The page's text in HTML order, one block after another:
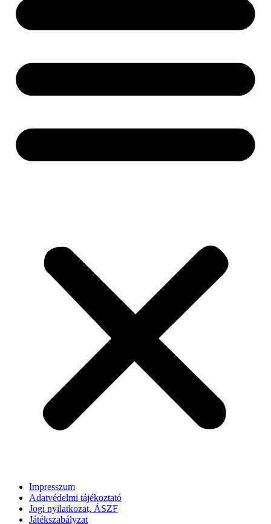
Impresszum
Adatvédelmi tájékoztató
Jogi nyilatkozat, ÁSZF
Játékszabályzat